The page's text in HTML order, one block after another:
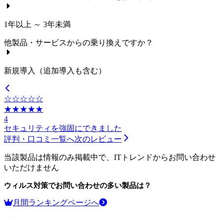
1年以上 ～ 3年未満
他製品・サービスからの乗り換えですか？
新規導入（追加導入も含む）
☆☆☆☆☆
★★★★★
4
セキュリティを強固にできました
評判・口コミ一覧へ次のレビュー
当該製品は情報のみ掲載中で、ITトレンドからお問い合わせ
いただけません
ウィルス対策でお問い合わせの多い製品は？
月間ランキングページへ